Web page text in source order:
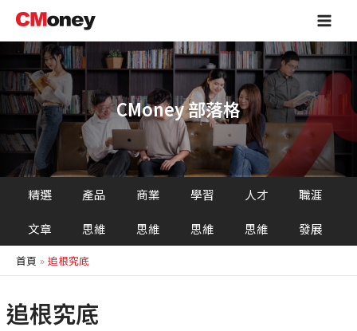
主
容
Main
CMoney 部落格
精選
文章
產品
思維
商業
思維
學習
思維
人才
思維
職涯
發展
首頁 追根究底
追根究底